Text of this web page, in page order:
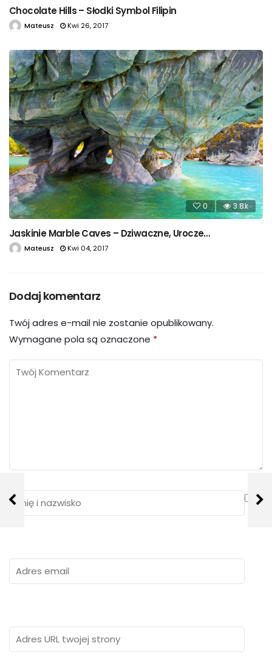
Chocolate Hills – Słodki Symbol Filipin
Mateusz Kwi 26, 2017
0 3.8k
Jaskinie Marble Caves – Dziwaczne, Urocze…
Mateusz Kwi 04, 2017
Dodaj komentarz
Twój adres e-mail nie zostanie opublikowany.
Wymagane pola są oznaczone *